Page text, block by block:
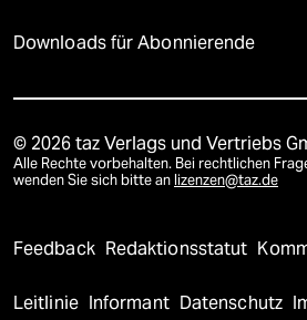
Downloads für Abonnierende
© 2026 taz Verlags und Vertriebs
Alle Rechte vorbehalten. Bei rechtlichen
wenden Sie sich bitte an lizenzen@taz.de
Feedback Redaktionsstatut
Leitlinie Informant Datenschutz